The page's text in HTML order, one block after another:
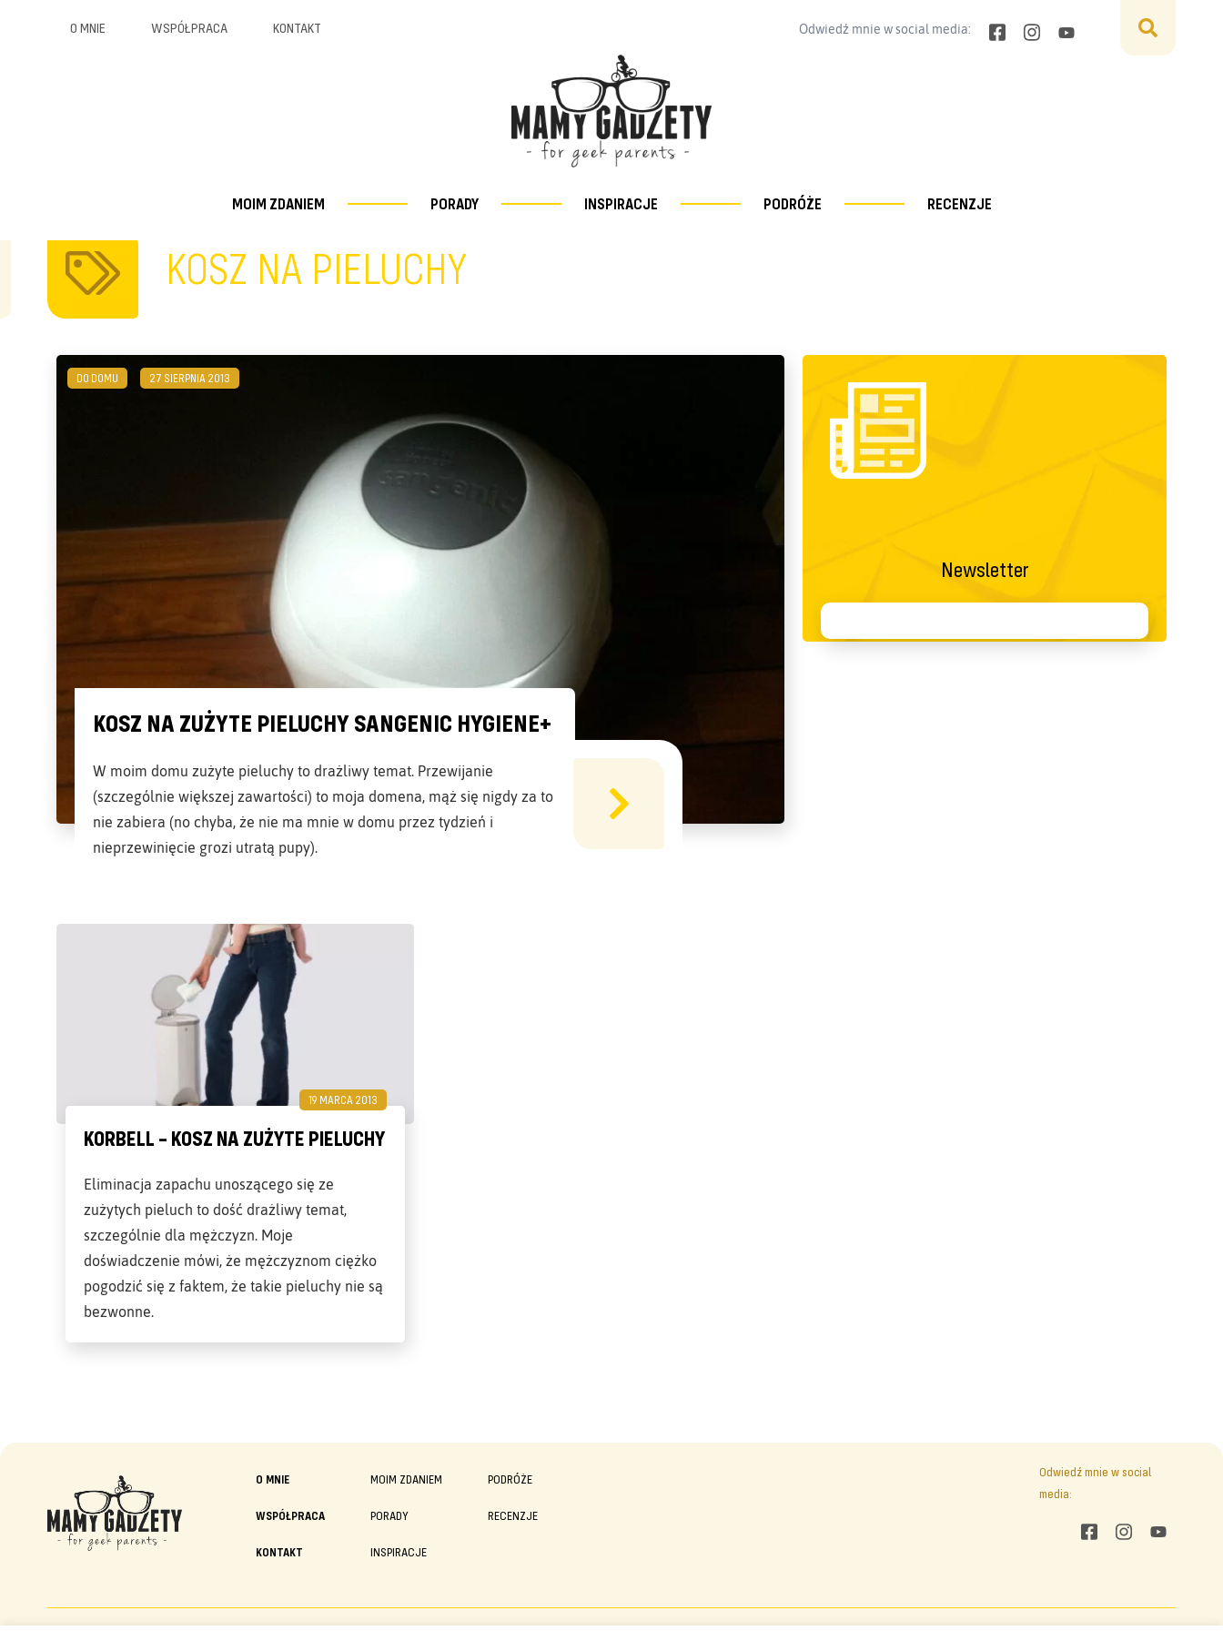
O MNIE WSPÓŁPRACA KONTAKT Odwiedź mnie w social media:
MOIM ZDANIEM PORADY INSPIRACJE PODRÓŻE RECENZJE
KOSZ NA PIELUCHY
DO DOMU 27 SIERPNIA 2013
KOSZ NA ZUŻYTE PIELUCHY SANGENIC HYGIENE+
W moim domu zużyte pieluchy to drażliwy temat. Przewijanie
(szczególnie większej zawartości) to moja domena, mąż się nigdy za to
nie zabiera (no chyba, że nie ma mnie w domu przez tydzień i
nieprzewinięcie grozi utratą pupy).
Newsletter
19 MARCA 2013
KORBELL – KOSZ NA ZUŻYTE PIELUCHY
Eliminacja zapachu unoszącego się ze
zużytych pieluch to dość drażliwy temat,
szczególnie dla mężczyzn. Moje
doświadczenie mówi, że mężczyznom ciężko
pogodzić się z faktem, że takie pieluchy nie są
bezwonne.
O MNIE
WSPÓŁPRACA
KONTAKT
MOIM ZDANIEM
PORADY
INSPIRACJE
PODRÓŻE
RECENZJE
Odwiedź mnie w social
media: